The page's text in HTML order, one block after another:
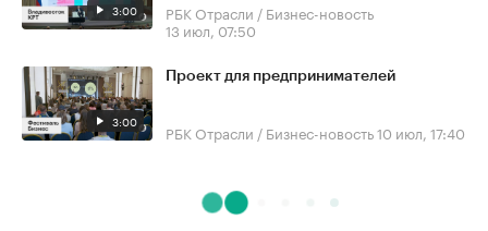
3:00
РБК Отрасли / Бизнес-новость
13 июл, 07:50
3:00
Проект для предпринимателей
РБК Отрасли / Бизнес-новость10 июл, 17:40